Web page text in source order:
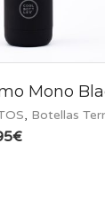
Mono
, Botellas
€Rango